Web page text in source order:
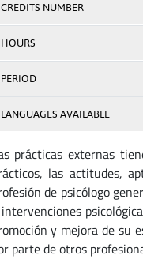
CREDITS NUMBER
HOURS
PERIOD
LANGUAGES AVAILABLE
prácticas externas
las actitudes,
de psicólogo
y mejora de su
parte de otros